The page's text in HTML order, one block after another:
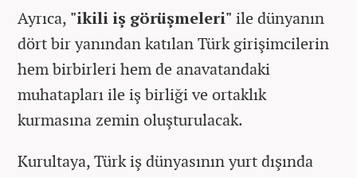
Ayrıca, "ikili iş görüşmeleri" ile dünyanın
dört bir yanından katılan Türk girişimcilerin
hem birbirleri hem de anavatandaki
muhatapları ile iş birliği ve ortaklık
kurmasına zemin oluşturulacak.
Kurultaya, Türk iş dünyasının yurt dışında